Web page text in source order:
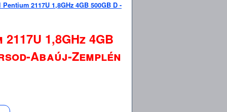
2117U 1,8GHz 4GB 500GB D -
1,8GHz 4GB
Abaúj-Zemplén